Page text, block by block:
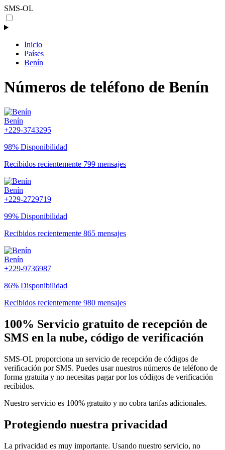
SMS-OL
Inicio
Países
Benín
Números de teléfono de Benín
Benín
+229-3743295
98% Disponibilidad
Recibidos recientemente 799 mensajes
Benín
+229-2729719
99% Disponibilidad
Recibidos recientemente 865 mensajes
Benín
+229-9736987
86% Disponibilidad
Recibidos recientemente 980 mensajes
100% Servicio gratuito de recepción de
SMS en la nube, código de verificación
SMS-OL proporciona un servicio de recepción de códigos de
verificación por SMS. Puedes usar nuestros números de teléfono de
forma gratuita y no necesitas pagar por los códigos de verificación
recibidos.
Nuestro servicio es 100% gratuito y no cobra tarifas adicionales.
Protegiendo nuestra privacidad
La privacidad es muy importante. Usando nuestro servicio, no